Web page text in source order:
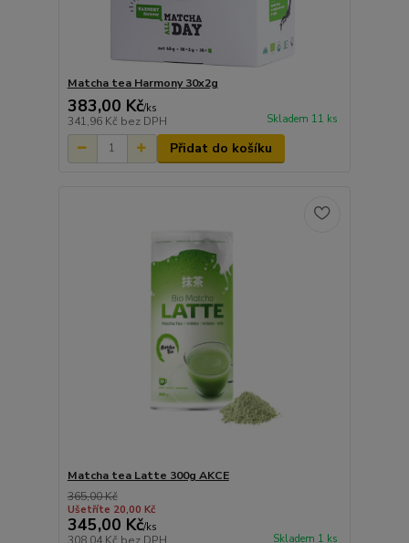
Matcha tea Harmony 30x2g
383,00 Kč/ks
341,96 Kč bez DPH Skladem 11 ks
Přidat do košíku
Matcha tea Latte 300g AKCE
365,00 Kč
Ušetříte 20,00 Kč
345,00 Kč/ks
Skladem 1 ks